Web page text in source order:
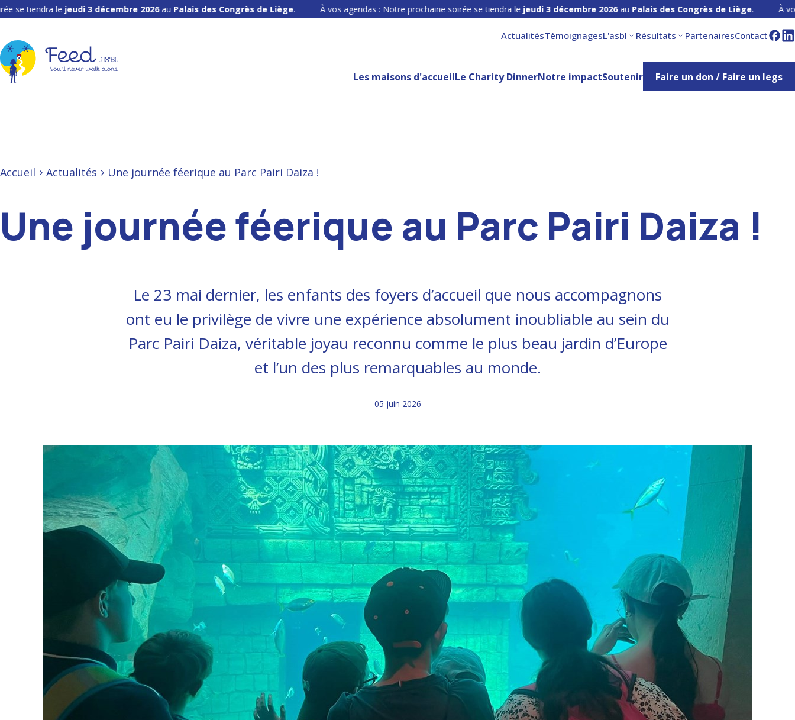
lejeudi 3 décembre 2026auPalais des Congrès de Liège À vos agendas : Notre prochaine soirée se tiendra lejeudi 3 décembre 2026auPalais des Congrès de Liège À vos
ActualitésTémoignagesL'asbl Résultats PartenairesContact
Les maisons d'accueilLe Charity DinnerNotre impactSoutenir Faire un don / Faire un legs
Accueil Actualités Une journée féerique au Parc Pairi Daiza !
Une journée féerique au Parc Pairi Daiza !
Le 23 mai dernier, les enfants des foyers d’accueil que nous accompagnons
ont eu le privilège de vivre une expérience absolument inoubliable au sein du
Parc Pairi Daiza, véritable joyau reconnu comme le plus beau jardin d’Europe
et l’un des plus remarquables au monde.
05 juin 2026